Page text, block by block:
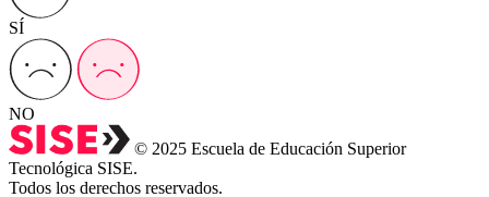
SÍ
NO
© 2025 Escuela de Educación Superior
Tecnológica SISE.
Todos los derechos reservados.